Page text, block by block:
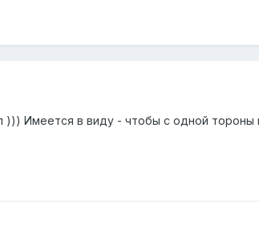
))) Имеется в виду - чтобы с одной